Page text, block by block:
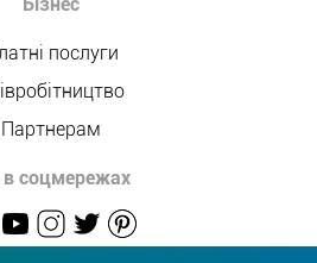
послуги
Партнерам
соцмережах